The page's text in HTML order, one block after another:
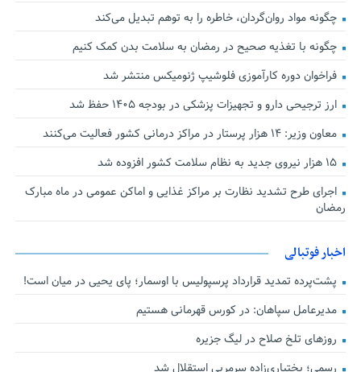
چگونه مواد روان‌گردان، خاطره را به توهم تبدیل می‌کند
چگونه با تغذیه صحیح در رمضان به سلامت بدن کمک کنیم
فراخوان دوره کارآموزی فلوشیپ ژنومیکس منتشر شد
ارز ترجیحی دارو و تجهیزات پزشکی در بودجه ۱۴۰۵ حفظ شد
معاون وزیر: ۱۴ هزار پرستار در مراکز درمانی کشور فعالیت می‌کنند
۱۵ هزار نیروی جدید به نظام سلامت کشور افزوده شد
اجرای طرح تشدید نظارت بر مراکز غذایی و اماکن عمومی در ماه مبارک
رمضان
اخبار فوتبالی
پشت‌پرده تمدید قرارداد پرسپولیس با اوسمار؛ پای یحیی در میان است!
مدیرعامل سپاهان: در کورس قهرمانی هستیم
روزهای تلخ صلاح در لیگ جزیره